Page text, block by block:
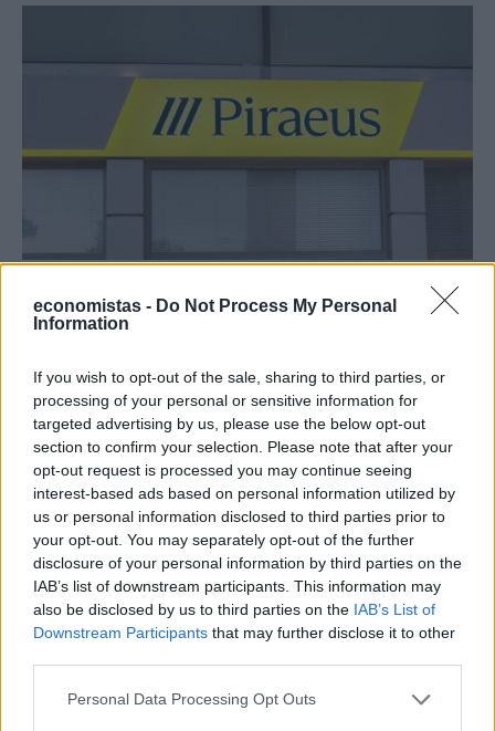
economistas - Do Not Process My Personal
Information
If you wish to opt-out of the sale, sharing to third parties, or
processing of your personal or sensitive information for
targeted advertising by us, please use the below opt-out
section to confirm your selection. Please note that after your
opt-out request is processed you may continue seeing
interest-based ads based on personal information utilized by
us or personal information disclosed to third parties prior to
your opt-out. You may separately opt-out of the further
disclosure of your personal information by third parties on the
IAB’s list of downstream participants. This information may
also be disclosed by us to third parties on the IAB’s List of
Downstream Participants that may further disclose it to other
Personal Data Processing Opt Outs
Πειραιώς: Κέρδη €854 εκατ. και ισχυρή
NEWSROOM/31 Οκτ 2025